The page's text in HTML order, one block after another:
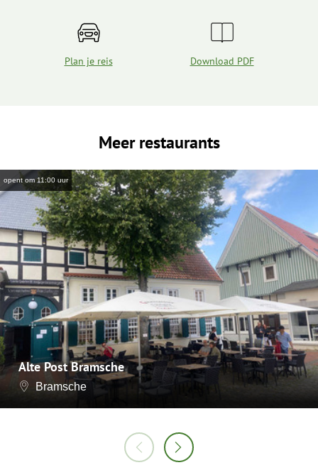
Plan je reis Download PDF
Meer restaurants
opent om 11:00 uur
Alte Post Bramsche
Bramsche